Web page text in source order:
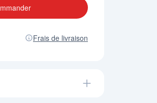
Frais de livraison